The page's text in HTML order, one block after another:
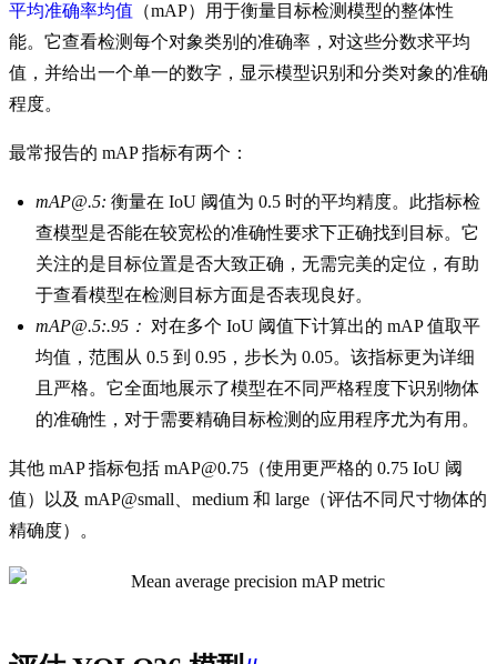
平均准确率均值 （mAP）用于衡量目标检测模型的整体性
能。它查看检测每个对象类别的准确率，对这些分数求平均
值，并给出一个单一的数字，显示模型识别和分类对象的准确
程度。
最常报告的 mAP 指标有两个：
mAP@.5: 衡量在 IoU 阈值为 0.5 时的平均精度。此指标检
查模型是否能在较宽松的准确性要求下正确找到目标。它
关注的是目标位置是否大致正确，无需完美的定位，有助
于查看模型在检测目标方面是否表现良好。
mAP@.5:.95： 对在多个 IoU 阈值下计算出的 mAP 值取平
均值，范围从 0.5 到 0.95，步长为 0.05。该指标更为详细
且严格。它全面地展示了模型在不同严格程度下识别物体
的准确性，对于需要精确目标检测的应用程序尤为有用。
其他 mAP 指标包括 mAP@0.75（使用更严格的 0.75 IoU 阈
值）以及 mAP@small、medium 和 large（评估不同尺寸物体的
精确度）。